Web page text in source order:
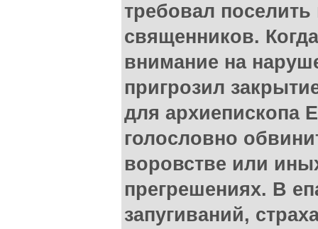
требовал
священников.
внимание на
пригрозил
для архиепископа
голословно
воровстве или
прегрешениях. В
запугиваний,